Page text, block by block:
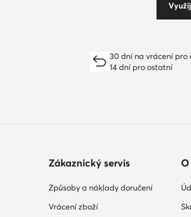
30 dní na vrácení pro
14 dní pro ostatní
Zákaznický servis
Způsoby a náklady doručení
Vrácení zboží